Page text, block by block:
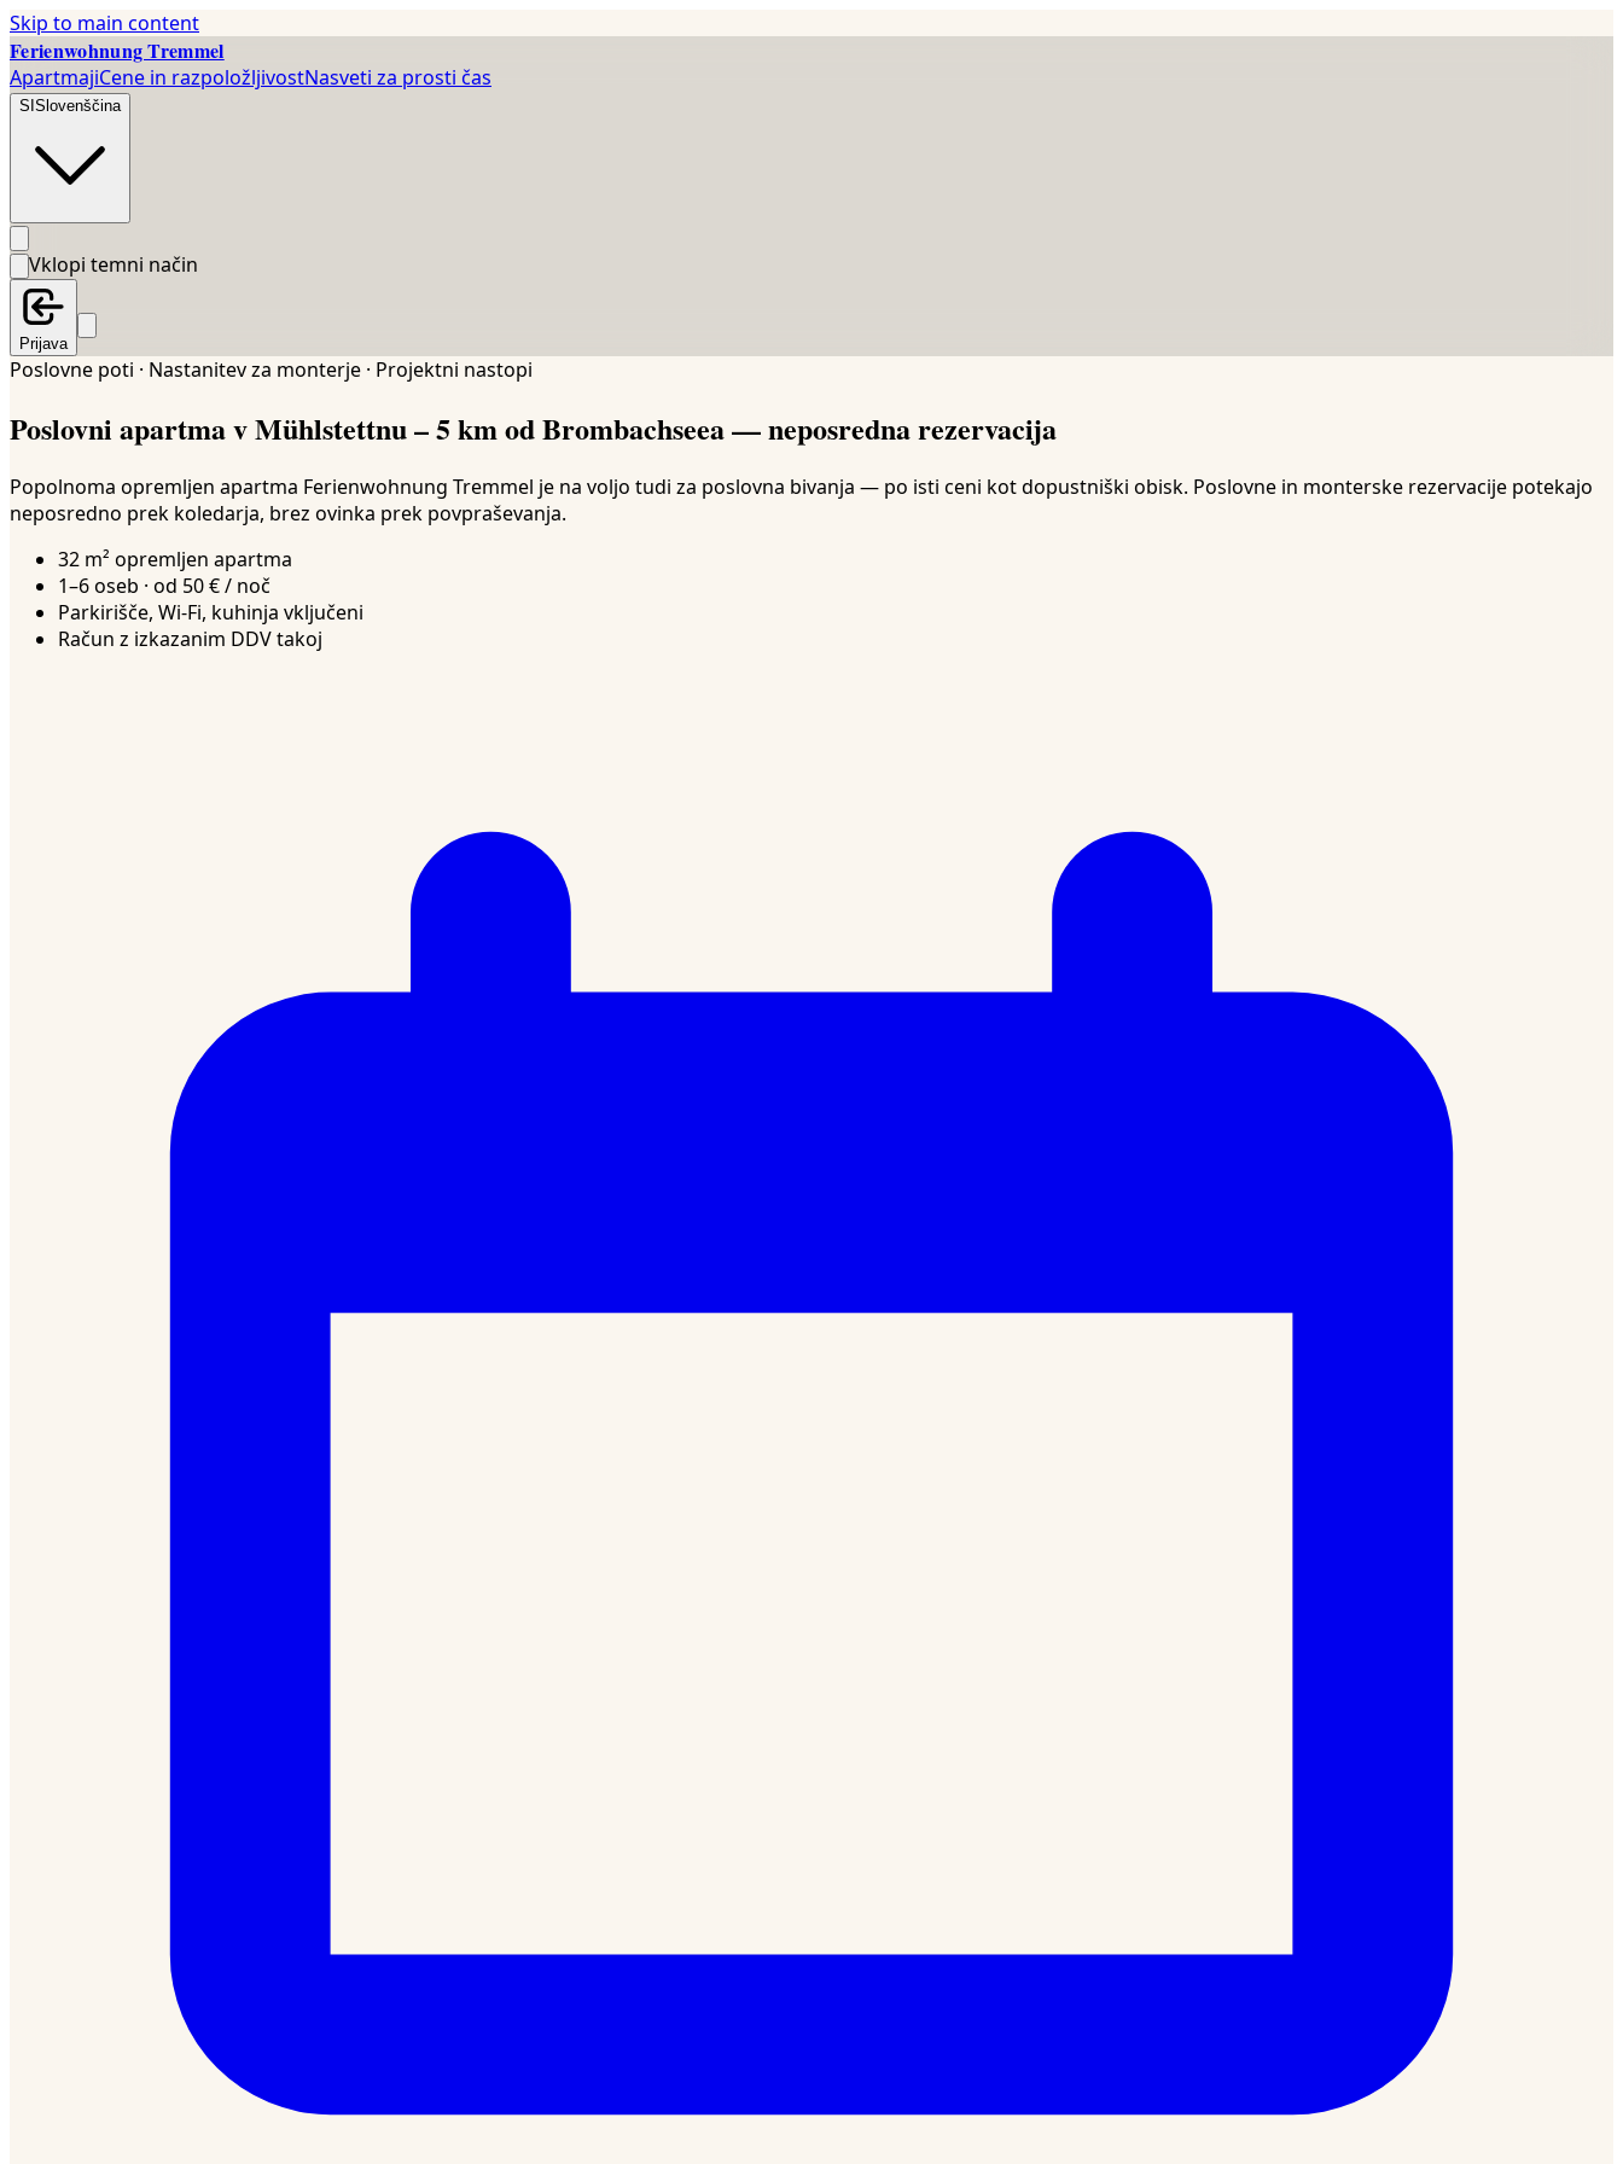
Skip to main content
Ferienwohnung Tremmel
ApartmajiCene in razpoložljivostNasveti za prosti čas
SI Slovenščina
Vklopi temni način
Prijava
Poslovne poti · Nastanitev za monterje · Projektni nastopi
Poslovni apartma v Mühlstettnu – 5 km od Brombachseea — neposredna rezervacija
Popolnoma opremljen apartma Ferienwohnung Tremmel je na voljo tudi za poslovna bivanja — po isti ceni kot dopustniški obisk. Poslovne in monterske rezervacije potekajo
neposredno prek koledarja, brez ovinka prek povpraševanja.
32 m² opremljen apartma
1–6 oseb · od 50 € / noč
Parkirišče, Wi-Fi, kuhinja vključeni
Račun z izkazanim DDV takoj